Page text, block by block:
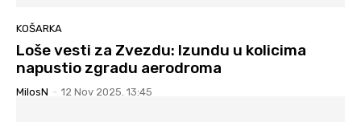
KOŠARKA
Loše vesti za Zvezdu: Izundu u kolicima
napustio zgradu aerodroma
MilosN - 12 Nov 2025. 13:45